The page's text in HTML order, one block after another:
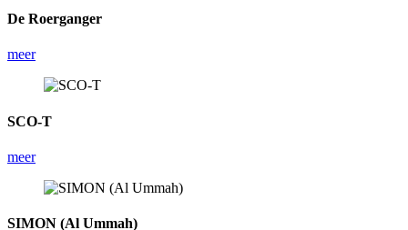
De Roerganger
meer
SCO-T
meer
SIMON (Al Ummah)